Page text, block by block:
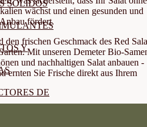
SOLIDOS
Y
DE
wächst und einen gesunden und
fördert.
den frischen Geschmack des Red
Mit unseren Demeter Bio-
und nachhaltigen Salat anbauen -
ernten Sie Frische direkt aus Ihrem